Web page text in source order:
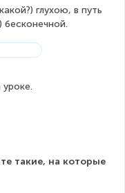
глухою, в путь
бесконечной.
такие, на которые